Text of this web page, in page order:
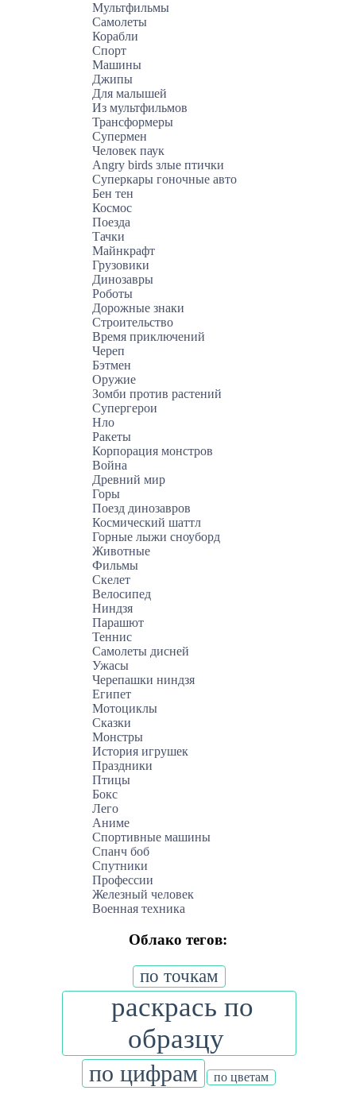
Мультфильмы
Самолеты
Корабли
Спорт
Машины
Джипы
Для малышей
Из мультфильмов
Трансформеры
Супермен
Человек паук
Angry birds злые птички
Суперкары гоночные авто
Бен тен
Космос
Поезда
Тачки
Майнкрафт
Грузовики
Динозавры
Роботы
Дорожные знаки
Строительство
Время приключений
Череп
Бэтмен
Оружие
Зомби против растений
Супергерои
Нло
Ракеты
Корпорация монстров
Война
Древний мир
Горы
Поезд динозавров
Космический шаттл
Горные лыжи сноуборд
Животные
Фильмы
Скелет
Велосипед
Ниндзя
Парашют
Теннис
Самолеты дисней
Ужасы
Черепашки ниндзя
Египет
Мотоциклы
Сказки
Монстры
История игрушек
Праздники
Птицы
Бокс
Лего
Аниме
Спортивные машины
Спанч боб
Спутники
Профессии
Железный человек
Военная техника
Облако тегов:
по точкам
раскрась по
образцу
по цифрам по цветам